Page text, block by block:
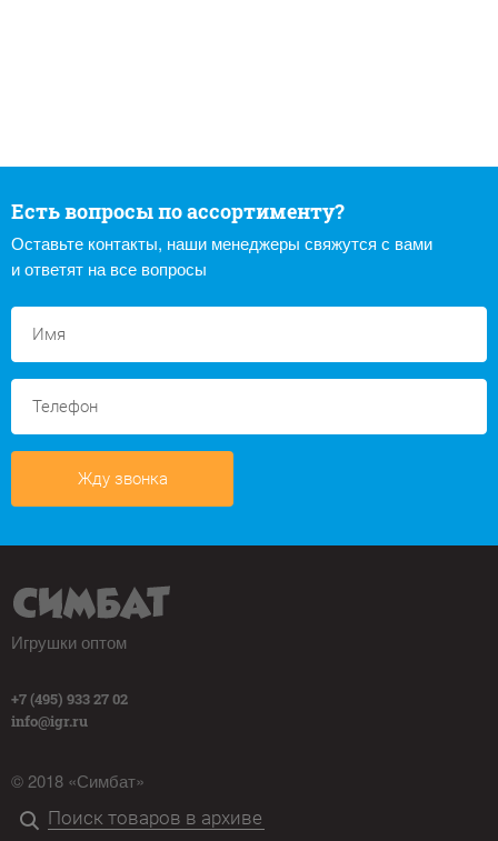
Есть вопросы по ассортименту?
Оставьте контакты, наши менеджеры свяжутся с вами
и ответят на все вопросы
Жду звонка
Игрушки оптом
+7 (495) 933 27 02
info@igr.ru
© 2018 «Симбат»